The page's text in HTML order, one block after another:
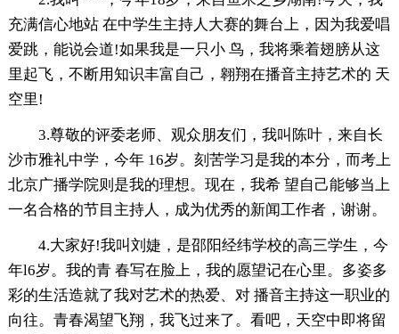
充满信心地站 在中学生主持人大赛的舞台上，因为我爱唱
爱跳，能说会道!如果我是一只小 鸟，我将乘着翅膀从这
里起飞，不断用知识丰富自己，翱翔在播音主持艺术的 天
空里!
3.尊敬的评委老师、观众朋友们，我叫陈叶，来自长
沙市雅礼中学，今年 16岁。刻苦学习是我的本分，而考上
北京广播学院则是我的理想。现在，我希 望自己能够当上
一名合格的节目主持人，成为优秀的新闻工作者，谢谢。
4.大家好!我叫刘婕，是邵阳经纬学校的高三学生，今
年l6岁。我的青 春写在脸上，我的愿望记在心里。多姿多
彩的生活造就了我对艺术的热爱、对 播音主持这一职业的
向往。青春渴望飞翔，我飞过来了。看吧，天空中即将留